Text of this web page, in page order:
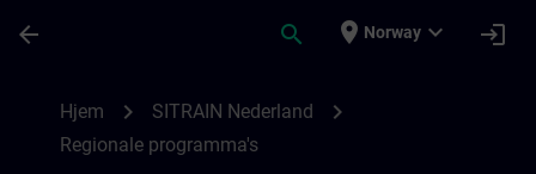
arrow_back search place Norway expand_more login
Hjem chevron_right SITRAIN Nederland chevron_right
Regionale programma's